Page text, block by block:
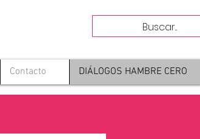
Contacto DIÁLOGOS HAMBRE CERO